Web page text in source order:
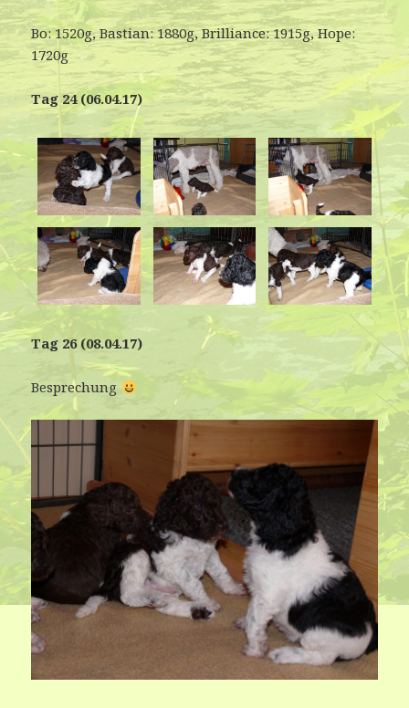
Bo: 1520g, Bastian: 1880g, Brilliance: 1915g, Hope:
1720g
Tag 24 (06.04.17)
Tag 26 (08.04.17)
Besprechung